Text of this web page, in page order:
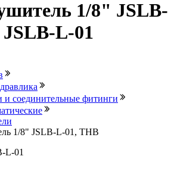
1/8" JSLB-
L-01
соединительные фитинги
1/8" JSLB-L-01, THB
L-01